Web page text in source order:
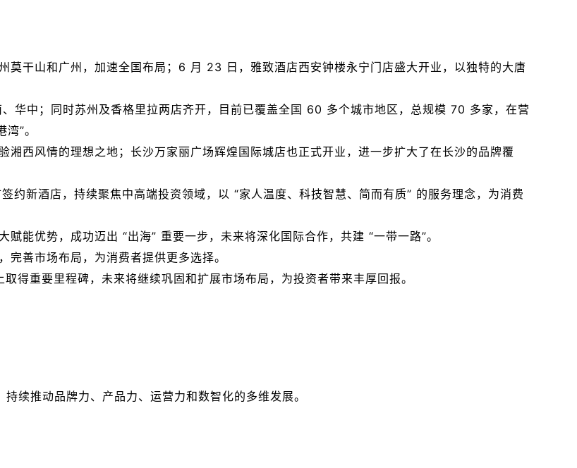
莫干山和广州，加速全国布局；6 月 23 日，雅致酒店西安钟楼永宁门店盛大开业，以独特的大唐
华中；同时苏州及香格里拉两店齐开，目前已覆盖全国 60 多个城市地区，总规模 70 多家，在营
”。
湘西风情的理想之地；长沙万家丽广场辉煌国际城店也正式开业，进一步扩大了在长沙的品牌覆
约新酒店，持续聚焦中高端投资领域，以 “家人温度、科技智慧、简而有质” 的服务理念，为消费
能优势，成功迈出 “出海” 重要一步，未来将深化国际合作，共建 “一带一路”。
善市场布局，为消费者提供更多选择。
得重要里程碑，未来将继续巩固和扩展市场布局，为投资者带来丰厚回报。
续推动品牌力、产品力、运营力和数智化的多维发展。